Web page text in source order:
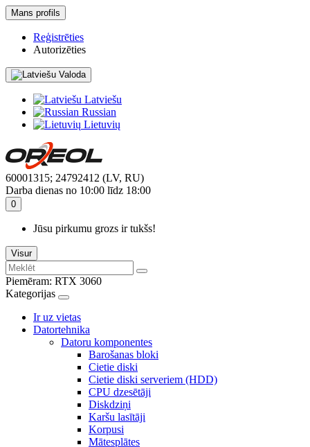
Mans profils
Reģistrēties
Autorizēties
Valoda
Latviešu
Russian
Lietuvių
60001315; 24792412 (LV, RU)
Darba dienas no 10:00 līdz 18:00
0
Jūsu pirkumu grozs ir tukšs!
Visur
Piemēram: RTX 3060
Kategorijas
Ir uz vietas
Datortehnika
Datoru komponentes
Barošanas bloki
Cietie diski
Cietie diski serveriem (HDD)
CPU dzesētāji
Diskdziņi
Karšu lasītāji
Korpusi
Mātesplātes